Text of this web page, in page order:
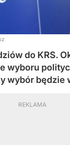
do KRS.
wyboru
wybór będzie